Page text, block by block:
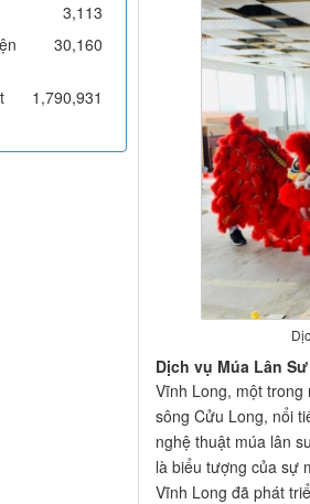
Dịch vụ Múa Lân
Vĩnh Long, một
sông Cửu Long, nổi
nghệ thuật múa lân
là biểu tượng của sự
Vĩnh Long đã phát
3,113
30,160
1,790,931